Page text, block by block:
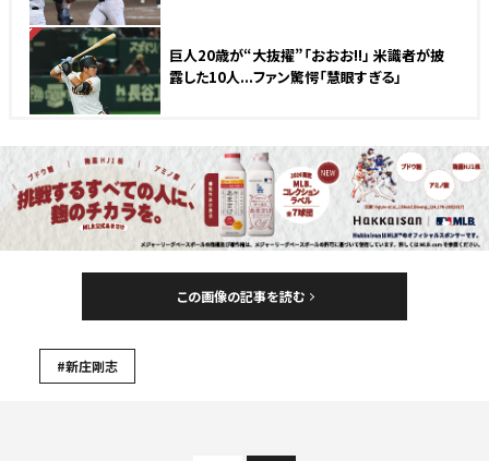
NEW
巨人20歳が“大抜擢”「おおお!!」 米識者が披
露した10人...ファン驚愕「慧眼すぎる」
この画像の記事を読む
#新庄剛志